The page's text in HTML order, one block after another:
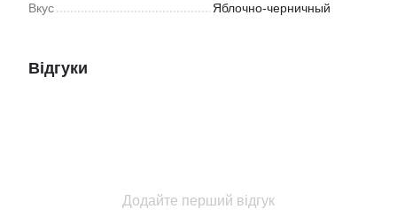
Вкус Яблочно-черничный
Відгуки
Додайте перший відгук